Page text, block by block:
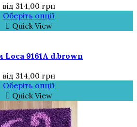
від 314,00 грн
Оберіть опції
Quick View
9161A d.brown
від 314,00 грн
Оберіть опції
Quick View